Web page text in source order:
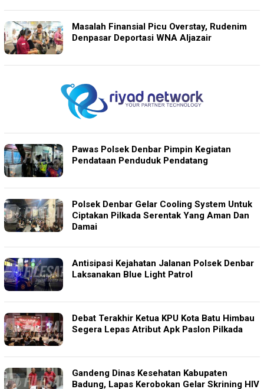
Masalah Finansial Picu Overstay, Rudenim
Denpasar Deportasi WNA Aljazair
Pawas Polsek Denbar Pimpin Kegiatan
Pendataan Penduduk Pendatang
Polsek Denbar Gelar Cooling System Untuk
Ciptakan Pilkada Serentak Yang Aman Dan
Damai
Antisipasi Kejahatan Jalanan Polsek Denbar
Laksanakan Blue Light Patrol
Debat Terakhir Ketua KPU Kota Batu Himbau
Segera Lepas Atribut Apk Paslon Pilkada
Gandeng Dinas Kesehatan Kabupaten
Badung, Lapas Kerobokan Gelar Skrining HIV